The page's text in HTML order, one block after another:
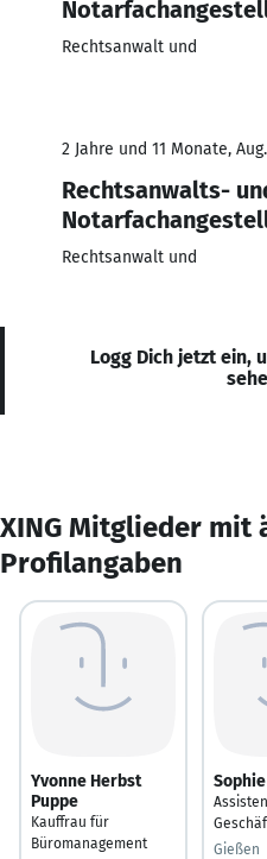
Rechtsanwalt und
2 Jahre und 11 Monate,
Rechtsanwalts-
Rechtsanwalt und
Logg Dich jetzt ein,
XING Mitglieder mit
Profilangaben
Yvonne Herbst
Puppe
Kauffrau für
Büromanagement
Gießen